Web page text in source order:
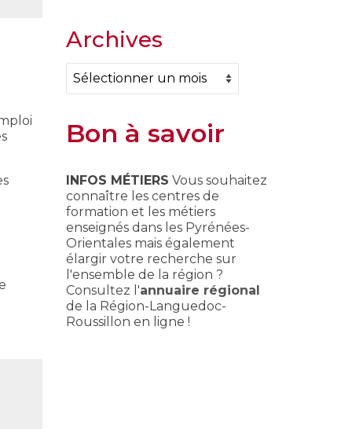
Archives
Archives
Bon à savoir
INFOS MÉTIERS Vous souhaitez
connaître les centres de
formation et les métiers
enseignés dans les Pyrénées-
Orientales mais également
élargir votre recherche sur
l'ensemble de la région ?
Consultez l'annuaire régional
de la Région-Languedoc-
Roussillon en ligne !